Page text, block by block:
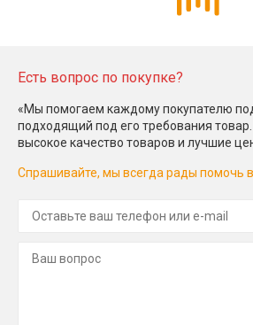
Есть вопрос по покупке?
«Мы помогаем каждому покупателю
подходящий под его требования
высокое качество товаров и лучшие
Спрашивайте, мы всегда рады помочь